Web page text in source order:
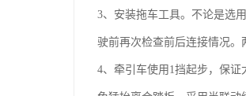
3、安装拖车工具。不论是选
驶前再次检查前后连接情况
4、牵引车使用1挡起步，保